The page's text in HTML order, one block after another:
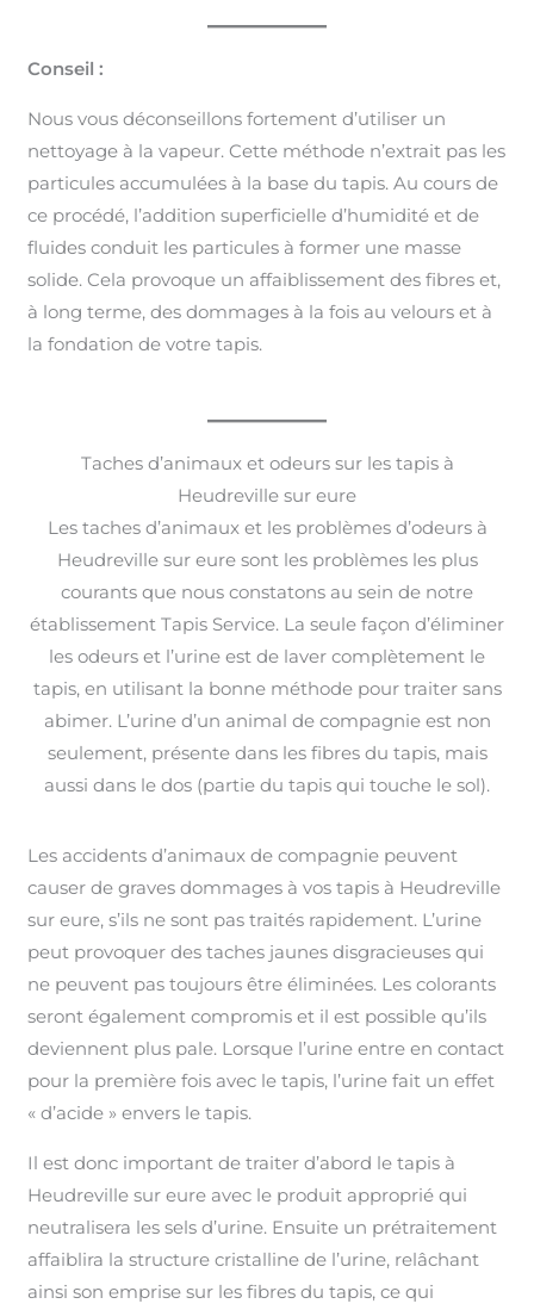
Conseil :
Nous vous déconseillons fortement d’utiliser un
nettoyage à la vapeur. Cette méthode n’extrait pas les
particules accumulées à la base du tapis. Au cours de
ce procédé, l’addition superficielle d’humidité et de
fluides conduit les particules à former une masse
solide. Cela provoque un affaiblissement des fibres et,
à long terme, des dommages à la fois au velours et à
la fondation de votre tapis.
Taches d’animaux et odeurs sur les tapis à
Heudreville sur eure
Les taches d’animaux et les problèmes d’odeurs à
Heudreville sur eure sont les problèmes les plus
courants que nous constatons au sein de notre
établissement Tapis Service. La seule façon d’éliminer
les odeurs et l’urine est de laver complètement le
tapis, en utilisant la bonne méthode pour traiter sans
abimer. L’urine d’un animal de compagnie est non
seulement, présente dans les fibres du tapis, mais
aussi dans le dos (partie du tapis qui touche le sol).
Les accidents d’animaux de compagnie peuvent
causer de graves dommages à vos tapis à Heudreville
sur eure, s’ils ne sont pas traités rapidement. L’urine
peut provoquer des taches jaunes disgracieuses qui
ne peuvent pas toujours être éliminées. Les colorants
seront également compromis et il est possible qu’ils
deviennent plus pale. Lorsque l’urine entre en contact
pour la première fois avec le tapis, l’urine fait un effet
« d’acide » envers le tapis.
Il est donc important de traiter d’abord le tapis à
Heudreville sur eure avec le produit approprié qui
neutralisera les sels d’urine. Ensuite un prétraitement
affaiblira la structure cristalline de l’urine, relâchant
ainsi son emprise sur les fibres du tapis, ce qui